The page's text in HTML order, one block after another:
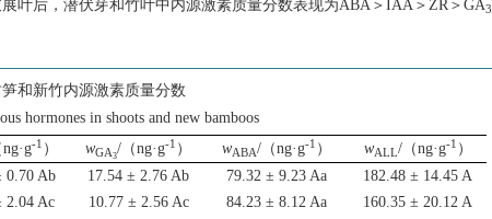
叶后，潜伏芽和竹叶中内源激素质量分数表现为ABA＞IAA＞ZR＞GA3
和新竹内源激素质量分数
hormones in shoots and new bamboos
-1 ） wGA3/（ng·g-1 ） wABA/（ng·g-1 ） wALL/（ng·g-1 ）
0.70 Ab 17.54 ± 2.76 Ab 79.32 ± 9.23 Aa
182.48 ± 14.45 A
2.04 Ac 10.77 ± 2.56 Ac 84.23 ± 8.12 Aa
160.35 ± 20.12 A